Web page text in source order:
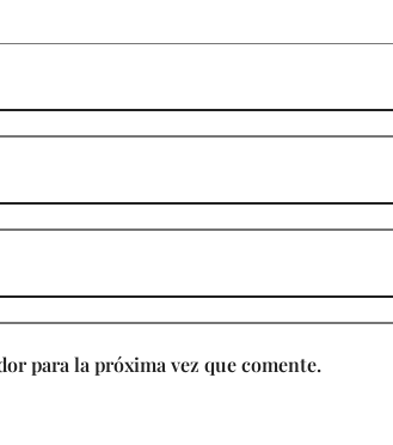
para la próxima vez que comente.